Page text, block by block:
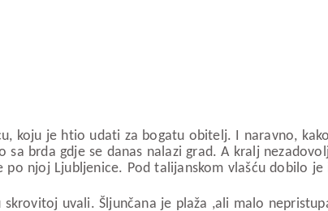
koju je htio udati za bogatu obitelj. I naravno,
brda gdje se danas nalazi grad. A kralj
njoj Ljubljenice. Pod talijanskom vlašću dobilo
uvali. Šljunčana je plaža ,ali malo